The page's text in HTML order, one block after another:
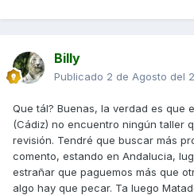
Billy
Publicado 2 de Agosto del
Que tál? Buenas, la verdad es que
(Cádiz) no encuentro ningún taller
revisión. Tendré que buscar más
comento, estando en Andalucia,
estrañar que paguemos más que
algo hay que pecar. Ta luego